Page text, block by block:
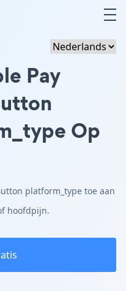
Pay
Op
platform_type toe aan
hoofdpijn.